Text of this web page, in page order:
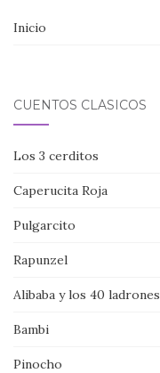
Inicio
CUENTOS CLÁSICOS
Los 3 cerditos
Caperucita Roja
Pulgarcito
Rapunzel
Alibaba y los 40 ladrones
Bambi
Pinocho